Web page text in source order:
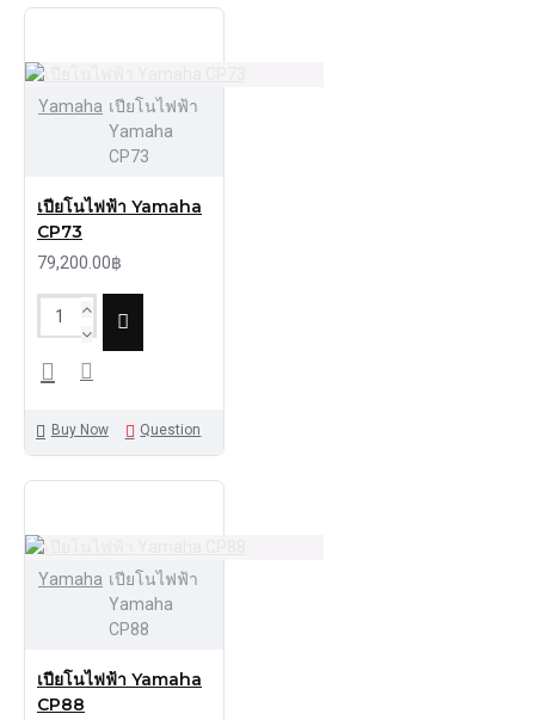
Yamaha เปียโนไฟฟ้า
Yamaha
CP73
เปียโนไฟฟ้า Yamaha
CP73
79,200.00฿
Buy Now Question
Yamaha เปียโนไฟฟ้า
Yamaha
CP88
เปียโนไฟฟ้า Yamaha
CP88